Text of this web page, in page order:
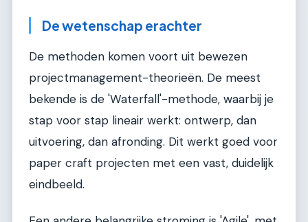
De wetenschap erachter
De methoden komen voort uit bewezen
projectmanagement-theorieën. De meest
bekende is de 'Waterfall'-methode, waarbij je
stap voor stap lineair werkt: ontwerp, dan
uitvoering, dan afronding. Dit werkt goed voor
paper craft projecten met een vast, duidelijk
eindbeeld.